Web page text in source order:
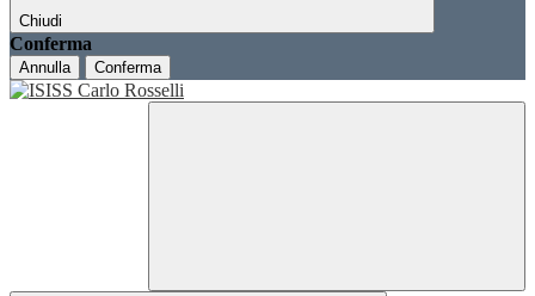
Chiudi
Conferma
Annulla Conferma